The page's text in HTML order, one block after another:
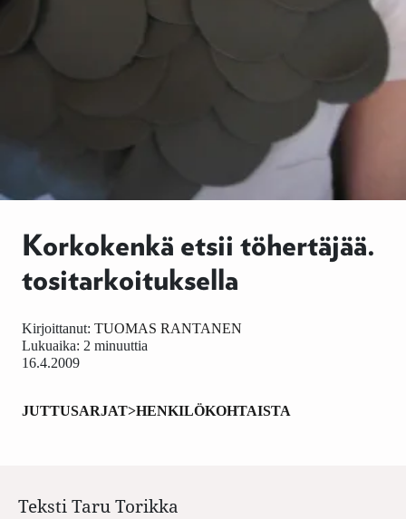
Korkokenkä etsii töhertäjää.
tositarkoituksella
16.4.2009
Kirjoittanut: TUOMAS RANTANEN
Lukuaika: 2 minuuttia
JUTTUSARJAT>HENKILÖKOHTAISTA
Teksti Taru Torikka